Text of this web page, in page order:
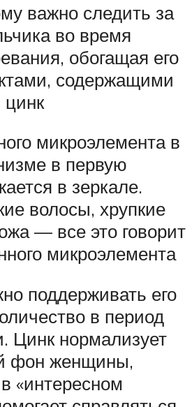
важно следить за
во время
обогащая его
содержащими
микроэлемента в
в первую
в зеркале.
волосы, хрупкие
— все это говорит
микроэлемента
поддерживать его
в период
Цинк нормализует
фон женщины,
«интересном